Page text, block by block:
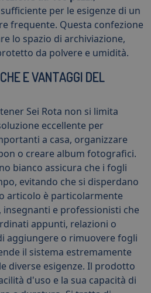
per le esigenze di un
frequente. Questa confezione
lo spazio di archiviazione,
da polvere e umidità.
E VANTAGGI DEL
Sei Rota non si limita
eccellente per
a casa, organizzare
o creare album fotografici.
bianco assicura che i fogli
evitando che si disperdano
articolo è particolarmente
e professionisti che
appunti, relazioni o
aggiungere o rimuovere fogli
il sistema estremamente
diverse esigenze. Il prodotto
d'uso e la sua capacità di